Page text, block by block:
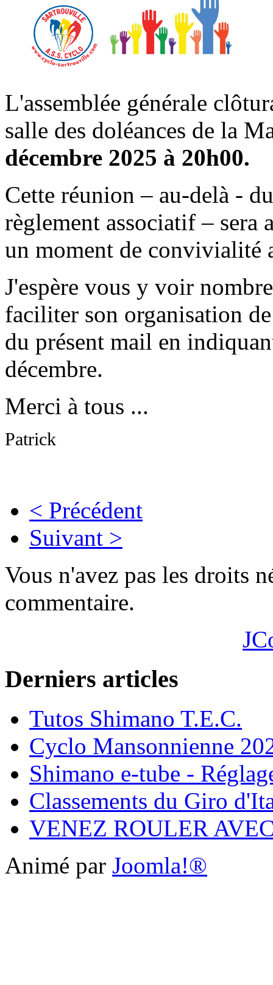
L'assemblée générale
salle des doléances de la
décembre 2025 à 20h00.
Cette réunion – au-delà -
règlement associatif – sera
un moment de convivialité
J'espère vous y voir
faciliter son organisation
du présent mail en
décembre.
Merci à tous ...
Patrick
< Précédent
Suivant >
Vous n'avez pas les droits
commentaire.
Derniers articles
Tutos Shimano T.E.C.
Cyclo Mansonnienne
Shimano e-tube -
Classements du Giro
VENEZ ROULER
Animé par Joomla!®